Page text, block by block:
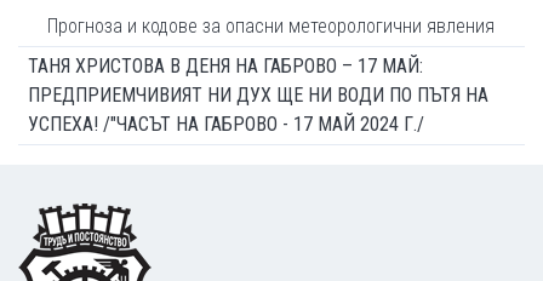
Прогноза и кодове за опасни метеорологични явления
ТАНЯ ХРИСТОВА В ДЕНЯ НА ГАБРОВО – 17 МАЙ:
ПРЕДПРИЕМЧИВИЯТ НИ ДУХ ЩЕ НИ ВОДИ ПО ПЪТЯ НА
УСПЕХА! /"ЧАСЪТ НА ГАБРОВО - 17 МАЙ 2024 Г./
Footer